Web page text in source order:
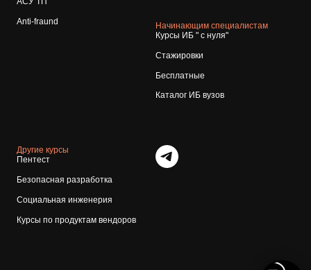
Anti-fraund
Начинающим специалистам
Курсы ИБ " с нуля"
Стажировки
Бесплатные
Каталог ИБ вузов
Другие курсы
Пентест
Безопасная разработка
Социальная инженерия
Курсы по продуктам вендоров